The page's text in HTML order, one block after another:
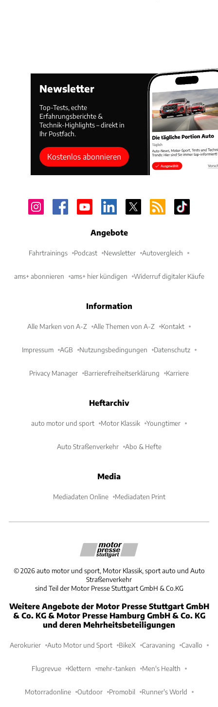
Newsletter
Top-Tests, echte
Erfahrungsberichte &
Technik-Highlights – direkt in
Ihr Postfach.
Kostenlos abonnieren
Angebote
Fahrtrainings Podcast Newsletter Autovergleich
ams+ abonnieren ams+ hier kündigen Widerruf digitaler Käufe
Information
Alle Marken von A-Z Alle Themen von A-Z Kontakt
Impressum AGB Nutzungsbedingungen Datenschutz
Privacy Manager Barrierefreiheitserklärung Karriere
Heftarchiv
auto motor und sport Motor Klassik Youngtimer
Auto Straßenverkehr Abo & Hefte
Media
Mediadaten Online Mediadaten Print
©2026 auto motor und sport, Motor Klassik, sport auto und Auto
Straßenverkehr
sind Teil der Motor Presse Stuttgart GmbH & Co.KG
Weitere Angebote der Motor Presse Stuttgart GmbH
& Co. KG & Motor Presse Hamburg GmbH & Co. KG
und deren Mehrheitsbeteiligungen
Aerokurier Auto Motor und Sport BikeX Caravaning Cavallo
Flugrevue Klettern mehr-tanken Men's Health
Motorradonline Outdoor Promobil Runner's World